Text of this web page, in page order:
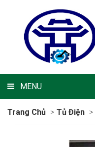
MENU
Trang Chủ Tủ Điện